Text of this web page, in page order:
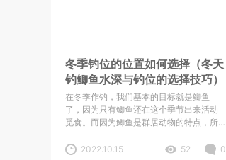
冬季钓位的位置如何选择（冬天
钓鲫鱼水深与钓位的选择技巧）
在冬季作钓，我们基本的目标就是鲫鱼
了，因为只有鲫鱼还在这个季节出来活动
觅食。而因为鲫鱼是群居动物的特点，所
就意味着我们离作钓很多条也不远了。但
2022.10.15 52 0